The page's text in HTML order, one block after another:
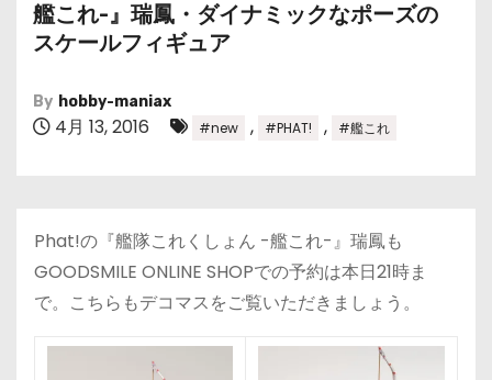
艦これ-』瑞鳳・ダイナミックなポーズの
スケールフィギュア
By hobby-maniax
4月 13, 2016 #new , #PHAT! , #艦これ
Phat!の『艦隊これくしょん -艦これ-』瑞鳳も
GOODSMILE ONLINE SHOPでの予約は本日21時ま
で。こちらもデコマスをご覧いただきましょう。